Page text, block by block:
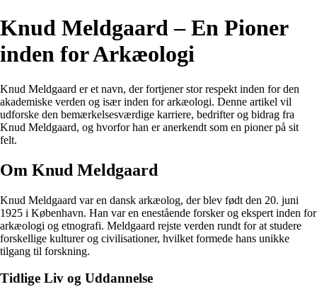
Knud Meldgaard – En Pioner
inden for Arkæologi
Knud Meldgaard er et navn, der fortjener stor respekt inden for den
akademiske verden og især inden for arkæologi. Denne artikel vil
udforske den bemærkelsesværdige karriere, bedrifter og bidrag fra
Knud Meldgaard, og hvorfor han er anerkendt som en pioner på sit
felt.
Om Knud Meldgaard
Knud Meldgaard var en dansk arkæolog, der blev født den 20. juni
1925 i København. Han var en enestående forsker og ekspert inden for
arkæologi og etnografi. Meldgaard rejste verden rundt for at studere
forskellige kulturer og civilisationer, hvilket formede hans unikke
tilgang til forskning.
Tidlige Liv og Uddannelse